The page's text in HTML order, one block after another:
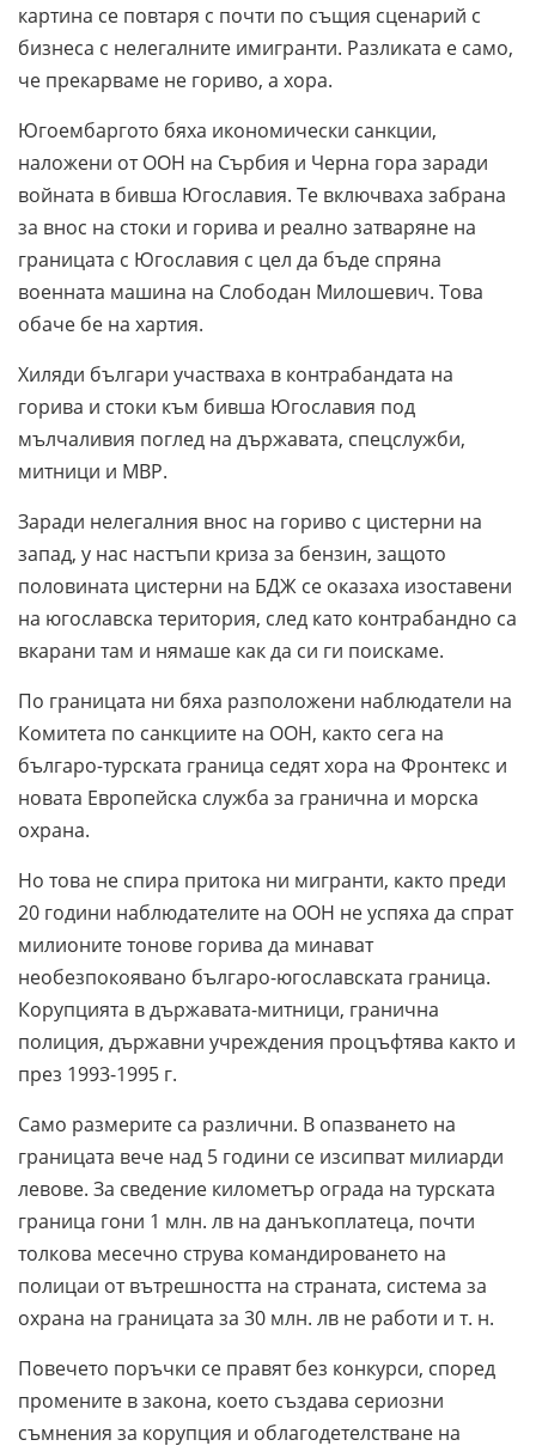
картина се повтаря с почти по същия сценарий с
бизнеса с нелегалните имигранти. Разликата е само,
че прекарваме не гориво, а хора.
Югоембаргото бяха икономически санкции,
наложени от ООН на Сърбия и Черна гора заради
войната в бивша Югославия. Те включваха забрана
за внос на стоки и горива и реално затваряне на
границата с Югославия с цел да бъде спряна
военната машина на Слободан Милошевич. Това
обаче бе на хартия.
Хиляди българи участваха в контрабандата на
горива и стоки към бивша Югославия под
мълчаливия поглед на държавата, спецслужби,
митници и МВР.
Заради нелегалния внос на гориво с цистерни на
запад, у нас настъпи криза за бензин, защото
половината цистерни на БДЖ се оказаха изоставени
на югославска територия, след като контрабандно са
вкарани там и нямаше как да си ги поискаме.
По границата ни бяха разположени наблюдатели на
Комитета по санкциите на ООН, както сега на
българо-турската граница седят хора на Фронтекс и
новата Европейска служба за гранична и морска
охрана.
Но това не спира притока ни мигранти, както преди
20 години наблюдателите на ООН не успяха да спрат
милионите тонове горива да минават
необезпокоявано българо-югославската граница.
Корупцията в държавата-митници, гранична
полиция, държавни учреждения процъфтява както и
през 1993-1995 г.
Само размерите са различни. В опазването на
границата вече над 5 години се изсипват милиарди
левове. За сведение километър ограда на турската
граница гони 1 млн. лв на данъкоплатеца, почти
толкова месечно струва командироването на
полицаи от вътрешността на страната, система за
охрана на границата за 30 млн. лв не работи и т. н.
Повечето поръчки се правят без конкурси, според
промените в закона, което създава сериозни
съмнения за корупция и облагодетелстване на